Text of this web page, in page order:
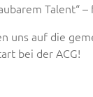
Talent“ –
uns auf die
bei der ACG!